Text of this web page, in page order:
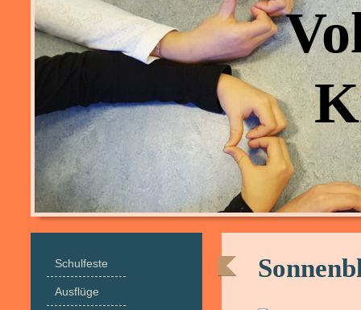
Schulfeste
Ausflüge